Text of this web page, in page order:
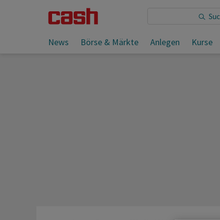
News Börse & Märkte Anlegen Kurse
Sie lesen: